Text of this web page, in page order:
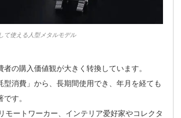
て使える人型メタルモデル
の購入価値観が大きく转換しています。
消費」から、長期間使用でき、年月を経ても
す。
モートワーカー、インテリア爱好家やコレクタ